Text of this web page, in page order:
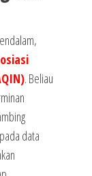
. Beliau
data